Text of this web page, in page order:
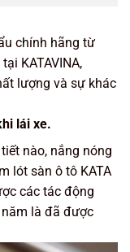
chính hãng từ
KATAVINA,
lượng và sự khác
lái xe.
nào, nắng nóng
lót sàn ô tô KATA
các tác động
là đã được